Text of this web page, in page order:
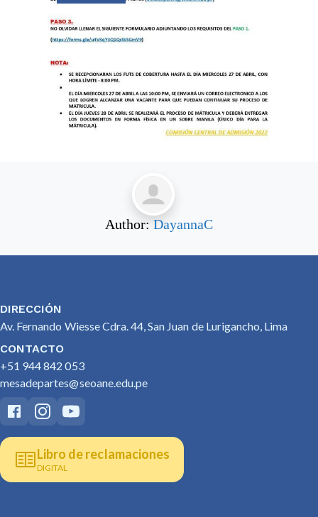
Author: DayannaC
DIRECCIÓN
Av. Fernando Wiesse Cdra. 44, San Juan de Lurigancho, Lima
CONTACTO
+51 944 842 053
mesadepartes@seoane.edu.pe
Libro de reclamaciones
DIGITAL